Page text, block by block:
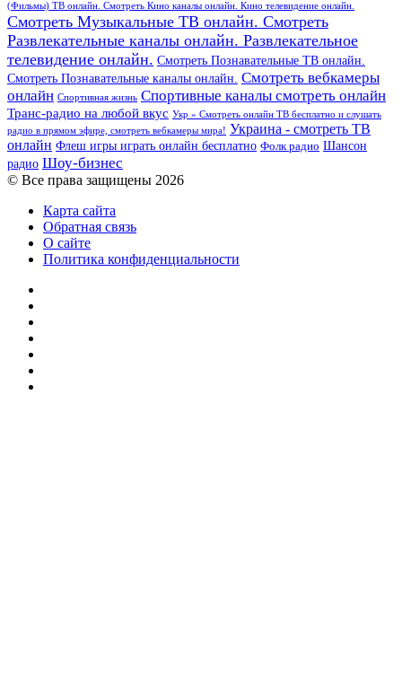
(Фильмы) ТВ онлайн. Смотреть Кино каналы онлайн. Кино телевидение онлайн.
Смотреть Музыкальные ТВ онлайн. Смотреть
Развлекательные каналы онлайн. Развлекательное
телевидение онлайн. Смотреть Познавательные ТВ онлайн.
Смотреть Познавательные каналы онлайн. Смотреть вебкамеры
онлайн Спортивная жизнь Спортивные каналы смотреть онлайн
Транс-радио на любой вкус Укр » Смотреть онлайн ТВ бесплатно и слушать
радио в прямом эфире, смотреть вебкамеры мира! Украина - смотреть ТВ
онлайн Флеш игры играть онлайн бесплатно Фолк радио Шансон
радио Шоу-бизнес
© Все права защищены 2026
Карта сайта
Обратная связь
О сайте
Политика конфиденциальности